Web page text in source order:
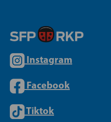
Instagram
Facebook
Tiktok